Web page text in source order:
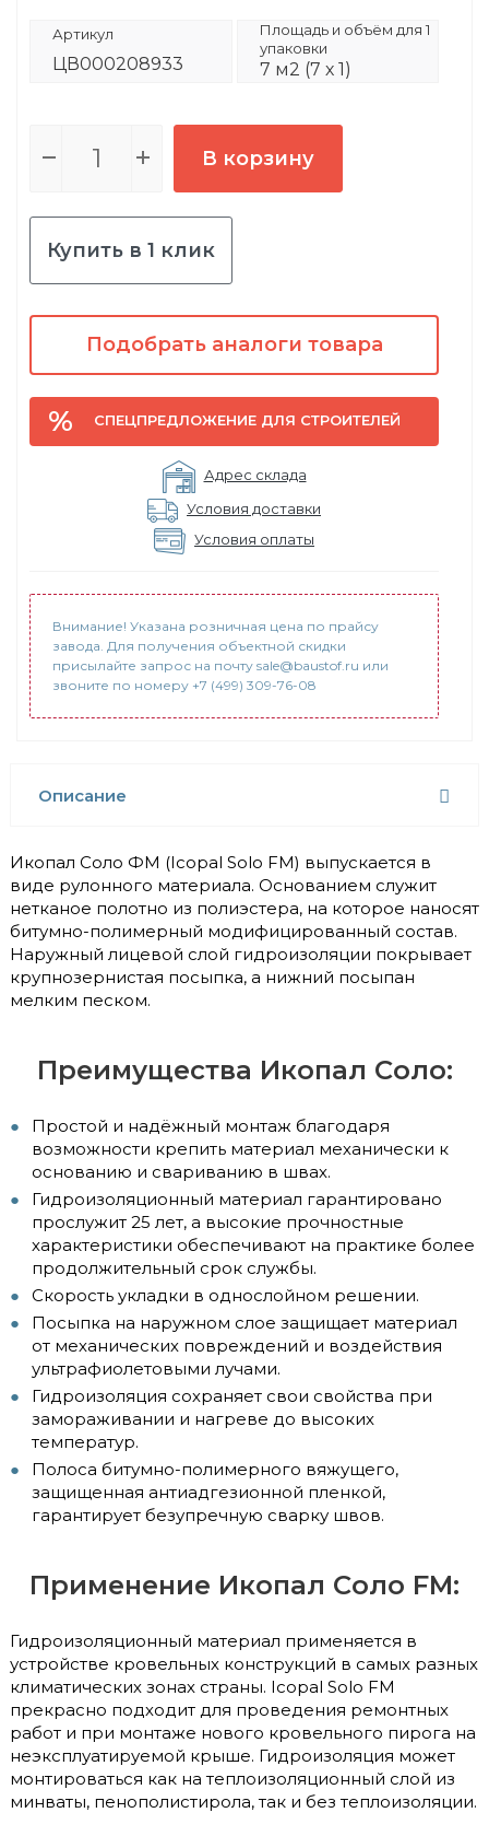
Артикул
ЦВ000208933
Площадь и объём для 1
упаковки
7 м2 (7 х 1)
В корзину
Купить в 1 клик
Подобрать аналоги товара
СПЕЦПРЕДЛОЖЕНИЕ ДЛЯ СТРОИТЕЛЕЙ
Адрес склада
Условия доставки
Условия оплаты
Внимание! Указана розничная цена по прайсу
завода. Для получения объектной скидки
присылайте запрос на почту sale@baustof.ru или
звоните по номеру +7 (499) 309-76-08
Описание
Икопал Соло ФМ (Icopal Solo FM) выпускается в
виде рулонного материала. Основанием служит
нетканое полотно из полиэстера, на которое наносят
битумно-полимерный модифицированный состав.
Наружный лицевой слой гидроизоляции покрывает
крупнозернистая посыпка, а нижний посыпан
мелким песком.
Преимущества Икопал Соло:
Простой и надёжный монтаж благодаря
возможности крепить материал механически к
основанию и свариванию в швах.
Гидроизоляционный материал гарантировано
прослужит 25 лет, а высокие прочностные
характеристики обеспечивают на практике более
продолжительный срок службы.
Скорость укладки в однослойном решении.
Посыпка на наружном слое защищает материал
от механических повреждений и воздействия
ультрафиолетовыми лучами.
Гидроизоляция сохраняет свои свойства при
замораживании и нагреве до высоких
температур.
Полоса битумно-полимерного вяжущего,
защищенная антиадгезионной пленкой,
гарантирует безупречную сварку швов.
Применение Икопал Соло FM:
Гидроизоляционный материал применяется в
устройстве кровельных конструкций в самых разных
климатических зонах страны. Icopal Solo FM
прекрасно подходит для проведения ремонтных
работ и при монтаже нового кровельного пирога на
неэксплуатируемой крыше. Гидроизоляция может
монтироваться как на теплоизоляционный слой из
минваты, пенополистирола, так и без теплоизоляции.